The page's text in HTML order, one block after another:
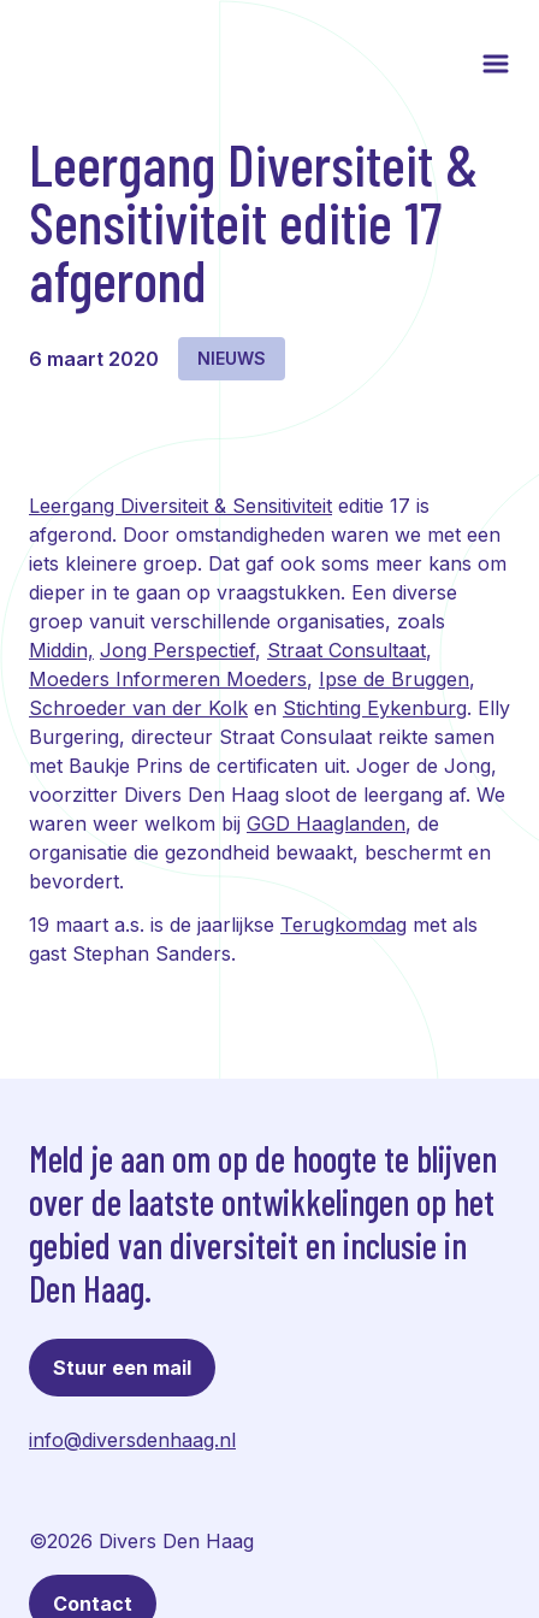
Leergang Diversiteit &
Sensitiviteit editie 17
afgerond
6 maart 2020 NIEUWS
Leergang Diversiteit & Sensitiviteit editie 17 is
afgerond. Door omstandigheden waren we met een
iets kleinere groep. Dat gaf ook soms meer kans om
dieper in te gaan op vraagstukken. Een diverse
groep vanuit verschillende organisaties, zoals
Middin, Jong Perspectief, Straat Consultaat,
Moeders Informeren Moeders, Ipse de Bruggen,
Schroeder van der Kolk en Stichting Eykenburg. Elly
Burgering, directeur Straat Consulaat reikte samen
met Baukje Prins de certificaten uit. Joger de Jong,
voorzitter Divers Den Haag sloot de leergang af. We
waren weer welkom bij GGD Haaglanden, de
organisatie die gezondheid bewaakt, beschermt en
bevordert.
19 maart a.s. is de jaarlijkse Terugkomdag met als
gast Stephan Sanders.
Meld je aan om op de hoogte te blijven
over de laatste ontwikkelingen op het
gebied van diversiteit en inclusie in
Den Haag.
Stuur een mail
info@diversdenhaag.nl
©2026 Divers Den Haag
Contact